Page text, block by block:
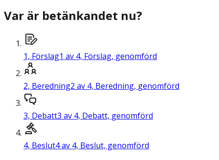
Var är betänkandet nu?
1, Förslag1 av 4, Förslag, genomförd
2, Beredning2 av 4, Beredning, genomförd
3, Debatt3 av 4, Debatt, genomförd
4, Beslut4 av 4, Beslut, genomförd